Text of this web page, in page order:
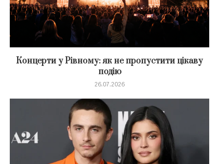
Концерти у Рівному: як не пропустити цікаву
подію
26.07.2026